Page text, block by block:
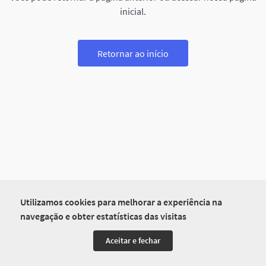
Utilizamos cookies para melhorar a experiência na
navegação e obter estatísticas das visitas
Aceitar e fechar
inicial.
Retornar ao início